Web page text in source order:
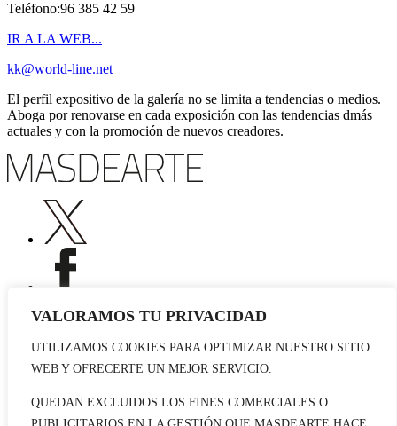
VALORAMOS TU PRIVACIDAD
UTILIZAMOS COOKIES PARA OPTIMIZAR NUESTRO SITIO
WEB Y OFRECERTE UN MEJOR SERVICIO.
QUEDAN EXCLUIDOS LOS FINES COMERCIALES O
Teléfono:96 385 42 59
IR A LA WEB...
kk@world-line.net
El perfil expositivo de la galería no se limita a tendencias o medios.
Aboga por renovarse en cada exposición con las tendencias dmás
actuales y con la promoción de nuevos creadores.
Publicidad
Contacto